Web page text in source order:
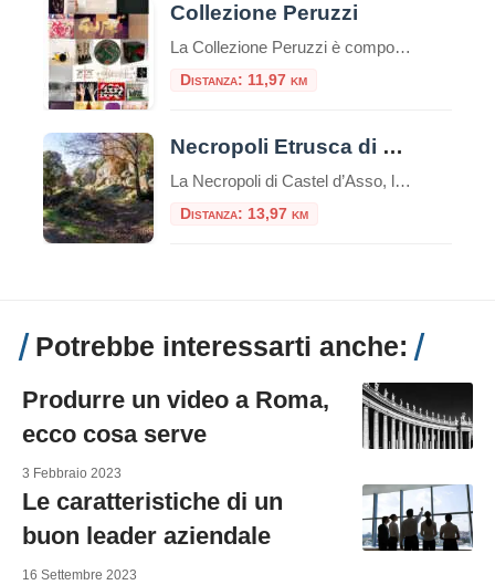
Collezione Peruzzi
La Collezione Peruzzi è composta da oltre duecento opere seriali di arte italiana contemporanea, raccolte a cominciare dal 1980. Gli artisti sono stati selezionati sulla base della loro effettiva riconoscibilità internazionale e dell’organicità all’area di appartenenza, in modo da soddisfare il progetto di collezione: rappresentare in modo esaustivo i movimenti e gli artisti italiani che […]
Distanza: 11,97 km
Necropoli Etrusca di Castel d’Asso
La Necropoli di Castel d’Asso, l’antica Axia, è un importante sito archeologico etrusco situato nella regione del Lazio, in Italia, a circa 7 chilometri a nord-ovest di Viterbo.Questa necropoli è una delle più grandi e meglio conservate della civiltà etrusca, un’antica civiltà pre-romana che esisteva nell’Italia centrale tra l’VIII e il I secolo a.C.Il sito […]
Distanza: 13,97 km
Potrebbe interessarti anche:
Produrre un video a Roma,
ecco cosa serve
3 Febbraio 2023
Le caratteristiche di un
buon leader aziendale
16 Settembre 2023